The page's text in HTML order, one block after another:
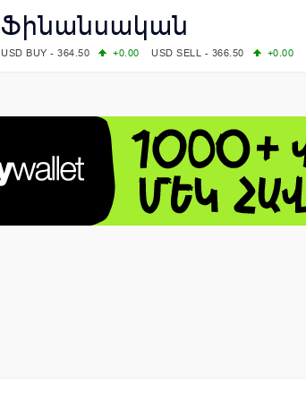
Ֆինանսական
USD BUY - 364.50 +0.00 USD SELL - 366.50
+0.00
COMEX: PLATINUM - 1759.60
LME: ALUMINIUM - 3184.00
-0.27 COPPER - 13791.00
LME: NICKEL - 17249.00
+0.09 TIN - 55268.00
+2.50
LME: LEAD - 1877.50
-1.00 ZINC - 3643.00
+1.43
FOREX: USD/JPY - 157.76
-0.39 EUR/GBP - 1.1558
FOREX: EUR/USD - 1.1558
+0.32 GBP/USD - 1.3488